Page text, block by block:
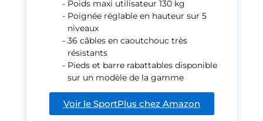
Poids maxi utilisateur 130 kg
Poignée réglable en hauteur sur 5
niveaux
36 câbles en caoutchouc très
résistants
Pieds et barre rabattables disponible
sur un modèle de la gamme
Voir le SportPlus chez Amazon